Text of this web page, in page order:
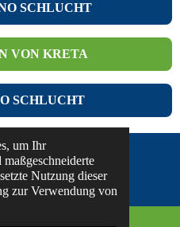
um Ihr
Nutzung dieser
zur Verwendung von
SCHLUCHT
VON KRETA
SCHLUCHT